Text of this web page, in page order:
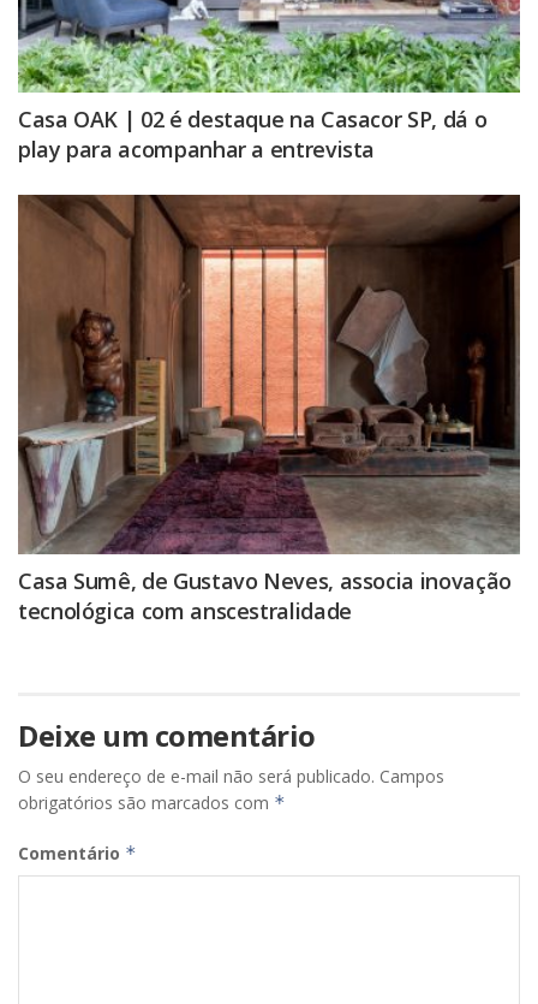
Casa OAK | 02 é destaque na Casacor SP, dá o
play para acompanhar a entrevista
Casa Sumê, de Gustavo Neves, associa inovação
tecnológica com anscestralidade
Deixe um comentário
O seu endereço de e-mail não será publicado. Campos
obrigatórios são marcados com *
Comentário *